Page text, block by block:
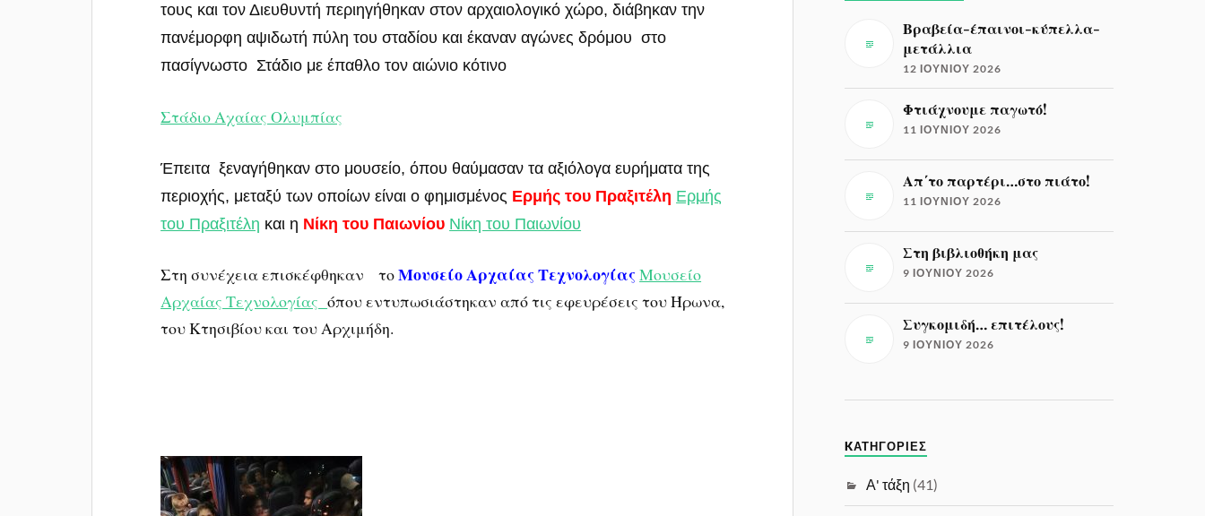
τους και τον Διευθυντή περιηγήθηκαν στον αρχαιολογικό χώρο, διάβηκαν την
πανέμορφη αψιδωτή πύλη του σταδίου και έκαναν αγώνες δρόμου στο
πασίγνωστο Στάδιο με έπαθλο τον αιώνιο κότινο
Στάδιο Αχαίας Ολυμπίας
Έπειτα ξεναγήθηκαν στο μουσείο, όπου θαύμασαν τα αξιόλογα ευρήματα της
περιοχής, μεταξύ των οποίων είναι ο φημισμένος Ερμής του Πραξιτέλη Ερμής
του Πραξιτέλη και η Νίκη του Παιωνίου Νίκη του Παιωνίου
Στη συνέχεια επισκέφθηκαν τοΜουσείο Αρχαίας Τεχνολογίας Μουσείο
Αρχαίας Τεχνολογίαςόπου εντυπωσιάστηκαν από τις εφευρέσεις του Ήρωνα,
του Κτησιβίου και του Αρχιμήδη.
Βραβεία-έπαινοι-κύπελλα-
μετάλλια
12 ΙΟΥΝΊΟΥ 2026
Φτιάχνουμε παγωτό!
11 ΙΟΥΝΊΟΥ 2026
Απ΄το παρτέρι…στο πιάτο!
11 ΙΟΥΝΊΟΥ 2026
Στη βιβλιοθήκη μας
9 ΙΟΥΝΊΟΥ 2026
Συγκομιδή… επιτέλους!
9 ΙΟΥΝΊΟΥ 2026
KΑΤΗΓΟΡΊΕΣ
Α' τάξη (41)